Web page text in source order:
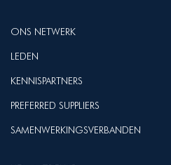
ONS NETWERK
LEDEN
KENNISPARTNERS
PREFERRED SUPPLIERS
SAMENWERKINGSVERBANDEN